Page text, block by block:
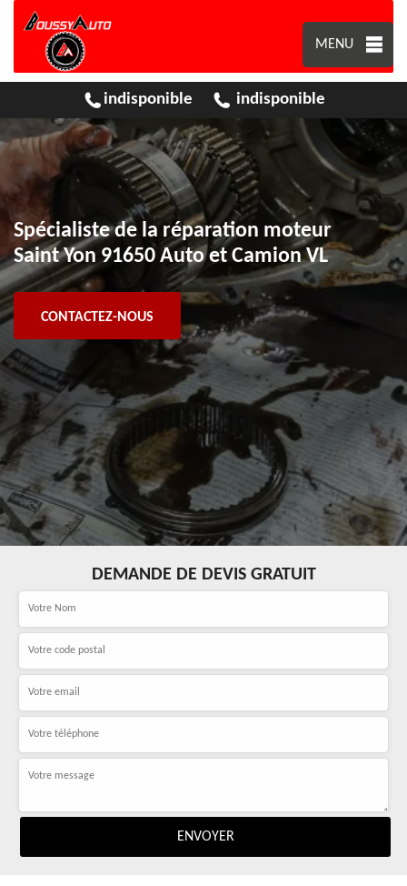
MENU
indisponible indisponible
Spécialiste de la réparation moteur
Saint Yon 91650 Auto et Camion VL
CONTACTEZ-NOUS
DEMANDE DE DEVIS GRATUIT